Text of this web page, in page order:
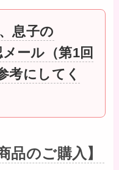
息子の
ール（第1回
考にしてく
品のご購入】